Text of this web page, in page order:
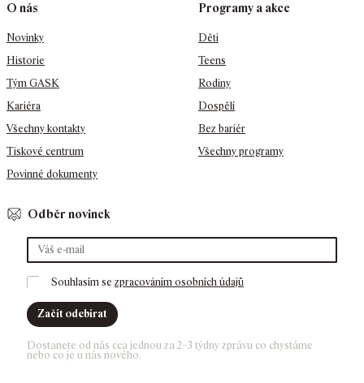
O nás
Novinky
Historie
Tým GASK
Kariéra
Všechny kontakty
Tiskové centrum
Povinné dokumenty
Programy a akce
Děti
Teens
Rodiny
Dospělí
Bez bariér
Všechny programy
Odběr novinek
Souhlasím se zpracováním osobních údajů
Začít odebírat
Dostanete od nás cca jednou za 2–3 týdny zprávu co chystáme
nebo co je u nás nového.